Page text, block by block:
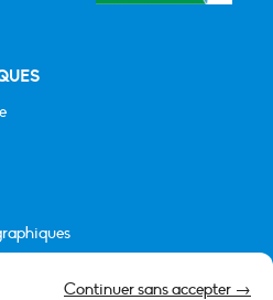
Continuer sans accepter →